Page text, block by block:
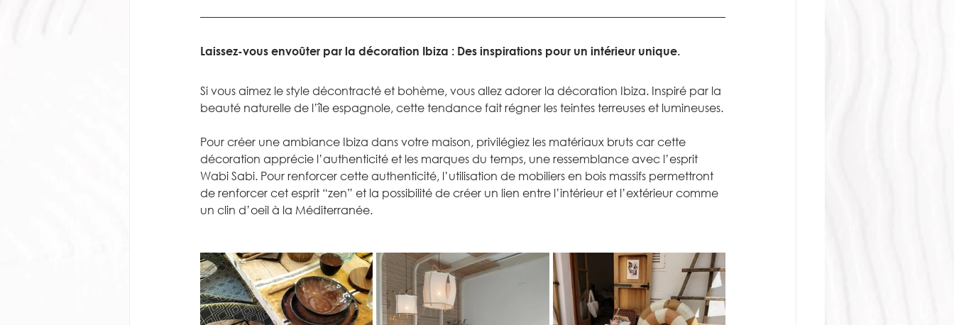
Laissez-vous envoûter par la décoration Ibiza : Des inspirations pour un intérieur unique.
Si vous aimez le style décontracté et bohème, vous allez adorer la décoration Ibiza. Inspiré par la
beauté naturelle de l’île espagnole, cette tendance fait régner les teintes terreuses et lumineuses.
Pour créer une ambiance Ibiza dans votre maison, privilégiez les matériaux bruts car cette
décoration apprécie l’authenticité et les marques du temps, une ressemblance avec l’esprit
Wabi Sabi. Pour renforcer cette authenticité, l’utilisation de mobiliers en bois massifs permettront
de renforcer cet esprit “zen” et la possibilité de créer un lien entre l’intérieur et l’extérieur comme
un clin d’oeil à la Méditerranée.